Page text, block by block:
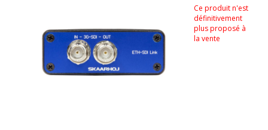
Ce produit n'est
définitivement
plus proposé à
la vente